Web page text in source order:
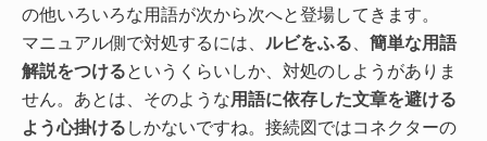
の他いろいろな用語が次から次へと登場してきます。
マニュアル側で対処するには、 ルビをふる、 簡単な用語
解説をつけるというくらいしか、対処のしようがありま
せん。あとは、そのような用語に依存した文章を避ける
よう心掛けるしかないですね。接続図ではコネクターの